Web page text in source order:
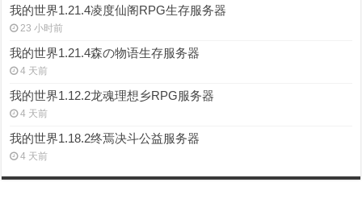
我的世界1.21.4凌度仙阁RPG生存服务器
23 小时前
我的世界1.21.4森の物语生存服务器
4 天前
我的世界1.12.2龙魂理想乡RPG服务器
4 天前
我的世界1.18.2终焉决斗公益服务器
4 天前